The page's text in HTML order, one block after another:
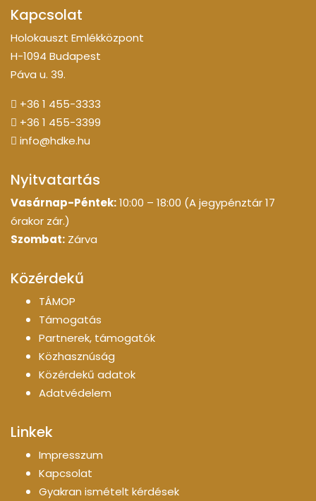
Kapcsolat
Holokauszt Emlékközpont
H-1094 Budapest
Páva u. 39.
+36 1 455-3333
+36 1 455-3399
info@hdke.hu
Nyitvatartás
Vasárnap-Péntek:10:00 – 18:00 (A jegypénztár 17
órakor zár.)
Szombat: Zárva
Közérdekű
TÁMOP
Támogatás
Partnerek, támogatók
Közhasznúság
Közérdekű adatok
Adatvédelem
Linkek
Impresszum
Kapcsolat
Gyakran ismételt kérdések